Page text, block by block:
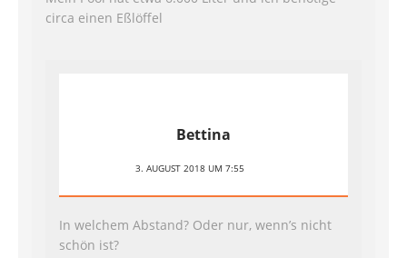
circa einen Eßlöffel
Bettina
3. AUGUST 2018 UM 7:55
In welchem Abstand? Oder nur, wenn’s nicht
schön ist?